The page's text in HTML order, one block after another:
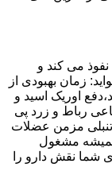
می کند و
زمان بهبودی از
اوریک اسید و
رباط و زرد پی
تنبلی مزمن عضلات
مشغول
شما نقش دارو را